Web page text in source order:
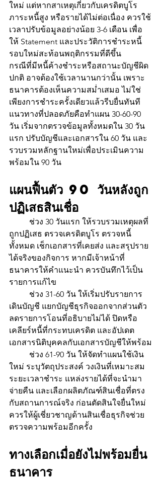
ใหม่ แต่หากสาเหตุเกี่ยวกับเครดิตบูโร
ภาระหนี้สูง หรือรายได้ไม่ต่อเนื่อง ควรใช้
เวลาปรับข้อมูลอย่างน้อย 3-6 เดือน เพื่อ
ให้ Statement และประวัติการชำระหนี้
รอบใหม่สะท้อนพฤติกรรมที่ดีขึ้น
กรณีที่มีหนี้ค้างชำระหรือสถานะบัญชีผิด
ปกติ อาจต้องใช้เวลานานกว่านั้น เพราะ
ธนาคารต้องเห็นความสม่ำเสมอ ไม่ใช่
เพียงการชำระครั้งเดียวแล้วรีบยื่นทันที
แนวทางที่ปลอดภัยคือทำแผน 30-60-90
วัน เริ่มจากตรวจข้อมูลทั้งหมดใน 30 วัน
แรก ปรับบัญชีและเอกสารใน 60 วัน และ
รวบรวมหลักฐานใหม่เพื่อประเมินความ
พร้อมใน 90 วัน
แผนฟื้นตัว 90 วันหลังถูก
ปฏิเสธสินเชื่อ
ถูกปฏิเสธ ตรวจเครดิตบูโร ตรวจหนี้
ทั้งหมด เช็กเอกสารที่เคยส่ง และสรุปราย
ได้จริงของกิจการ หากมีเจ้าหน้าที่
ธนาคารให้คำแนะนำ ควรบันทึกไว้เป็น
รายการแก้ไข
เดินบัญชี แยกบัญชีธุรกิจออกจากส่วนตัว
ลดรายการโอนที่อธิบายไม่ได้ ปิดหรือ
เคลียร์หนี้ที่กระทบเครดิต และอัปเดต
เอกสารนิติบุคคลกับเอกสารบัญชีให้พร้อม
ใหม่ ระบุวัตถุประสงค์ วงเงินที่เหมาะสม
ระยะเวลาชำระ แหล่งรายได้ที่จะนำมา
จ่ายคืน และเลือกผลิตภัณฑ์สินเชื่อที่ตรง
กับสถานการณ์จริง ก่อนตัดสินใจยื่นใหม่
ควรให้ผู้เชี่ยวชาญด้านสินเชื่อธุรกิจช่วย
ตรวจความพร้อมอีกครั้ง
ทางเลือกเมื่อยังไม่พร้อมยื่น
ธนาคาร